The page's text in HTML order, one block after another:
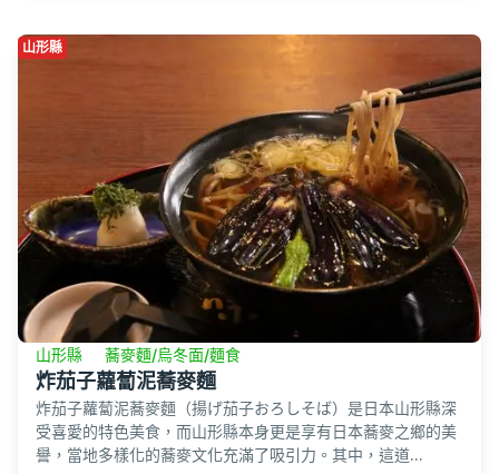
山形縣
山形縣 蕎麥麵/烏冬面/麵食
炸茄子蘿蔔泥蕎麥麵
炸茄子蘿蔔泥蕎麥麵（揚げ茄子おろしそば）是日本山形縣深
受喜愛的特色美食，而山形縣本身更是享有日本蕎麥之鄉的美
譽，當地多樣化的蕎麥文化充滿了吸引力。其中，這道...